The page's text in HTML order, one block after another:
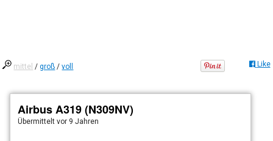
mittel /groß /voll Like
Airbus A319 (N309NV)
Übermitteltvor 9 Jahren